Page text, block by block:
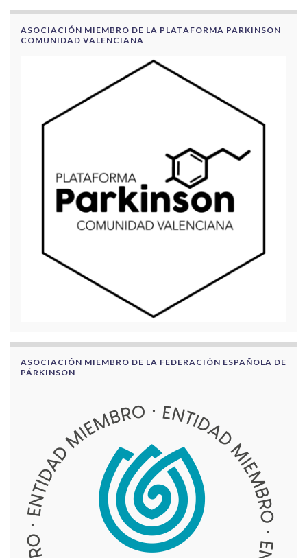
ASOCIACIÓN MIEMBRO DE LA PLATAFORMA PARKINSON
COMUNIDAD VALENCIANA
ASOCIACIÓN MIEMBRO DE LA FEDERACIÓN ESPAÑOLA DE
PÁRKINSON